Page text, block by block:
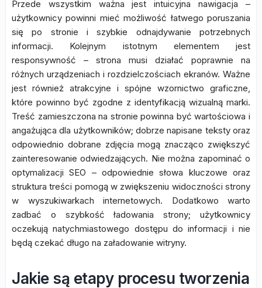
Przede wszystkim ważna jest intuicyjna nawigacja –
użytkownicy powinni mieć możliwość łatwego poruszania
się po stronie i szybkie odnajdywanie potrzebnych
informacji. Kolejnym istotnym elementem jest
responsywność – strona musi działać poprawnie na
różnych urządzeniach i rozdzielczościach ekranów. Ważne
jest również atrakcyjne i spójne wzornictwo graficzne,
które powinno być zgodne z identyfikacją wizualną marki.
Treść zamieszczona na stronie powinna być wartościowa i
angażująca dla użytkowników; dobrze napisane teksty oraz
odpowiednio dobrane zdjęcia mogą znacząco zwiększyć
zainteresowanie odwiedzających. Nie można zapominać o
optymalizacji SEO – odpowiednie słowa kluczowe oraz
struktura treści pomogą w zwiększeniu widoczności strony
w wyszukiwarkach internetowych. Dodatkowo warto
zadbać o szybkość ładowania strony; użytkownicy
oczekują natychmiastowego dostępu do informacji i nie
będą czekać długo na załadowanie witryny.
Jakie są etapy procesu tworzenia